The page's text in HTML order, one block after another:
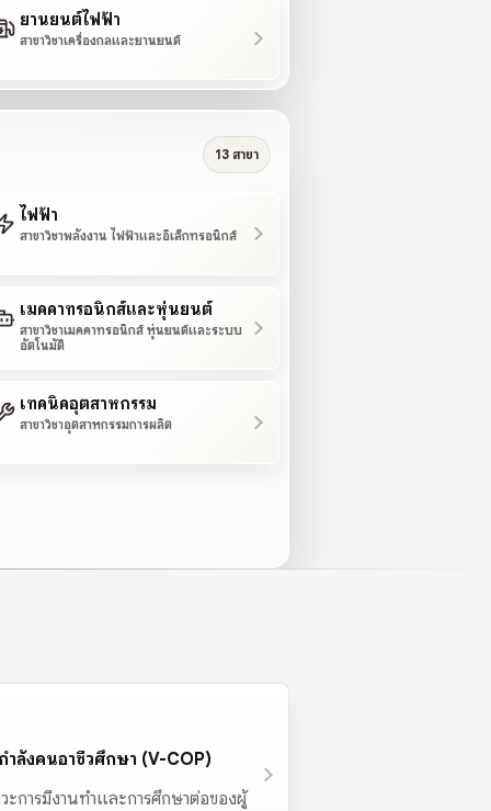
ยานยนต์ไฟฟ้า
สาขาวิชาเครื่องกลและยานยนต์
13 สาขา
ไฟฟ้า
สาขาวิชาพลังงาน ไฟฟ้าและอิเล็กทรอนิกส์
เมคคาทรอนิกส์และหุ่นยนต์
สาขาวิชาเมคคาทรอนิกส์ หุ่นยนต์และระบบ
อัตโนมัติ
เทคนิคอุตสาหกรรม
สาขาวิชาอุตสาหกรรมการผลิต
ำลังคนอาชีวศึกษา (V-COP)
ะการมีงานทำและการศึกษาต่อของผู้